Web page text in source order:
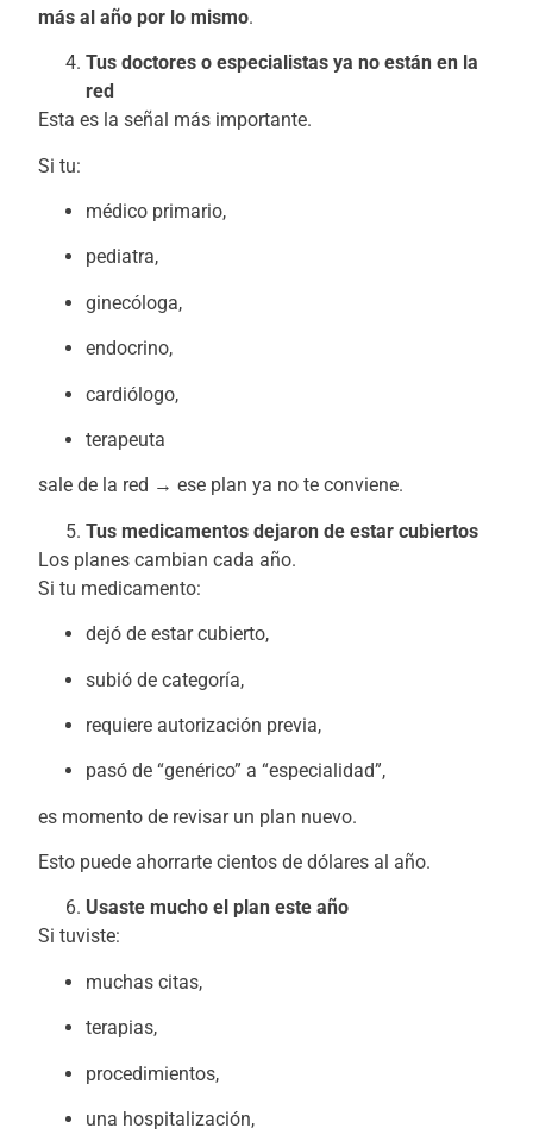
más al año por lo mismo.
Tus doctores o especialistas ya no están en la
red
Esta es la señal más importante.
Si tu:
médico primario,
pediatra,
ginecóloga,
endocrino,
cardiólogo,
terapeuta
sale de la red → ese plan ya no te conviene.
Tus medicamentos dejaron de estar cubiertos
Los planes cambian cada año.
Si tu medicamento:
dejó de estar cubierto,
subió de categoría,
requiere autorización previa,
pasó de “genérico” a “especialidad”,
es momento de revisar un plan nuevo.
Esto puede ahorrarte cientos de dólares al año.
Usaste mucho el plan este año
Si tuviste:
muchas citas,
terapias,
procedimientos,
una hospitalización,